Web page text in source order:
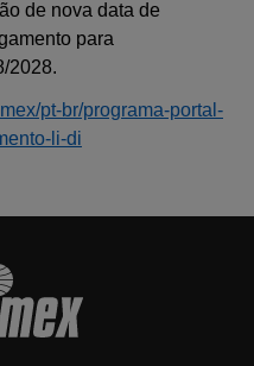
de nova data de
para
2028.
pt-br/programa-portal-
li-di